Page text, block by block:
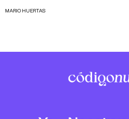
MARIO HUERTAS